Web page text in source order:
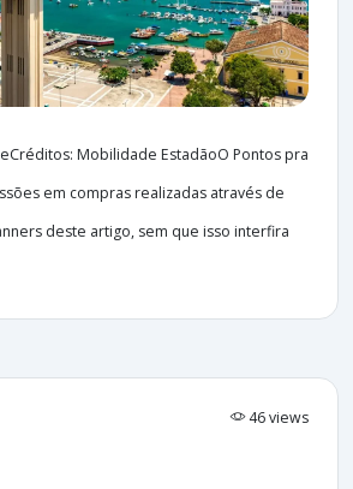
Mobilidade EstadãoO Pontos pra
em compras realizadas através de
deste artigo, sem que isso interfira
46 views